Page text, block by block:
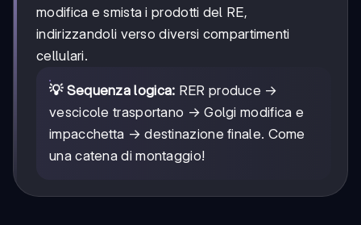
modifica e smista i prodotti del RE,
indirizzandoli verso diversi compartimenti
cellulari.
💡 Sequenza logica: RER produce →
vescicole trasportano → Golgi modifica e
impacchetta → destinazione finale. Come
una catena di montaggio!